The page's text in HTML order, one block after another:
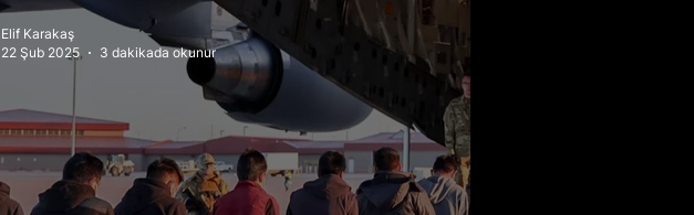
Elif Karakaş
22 Şub 2025
3 dakikada okunur